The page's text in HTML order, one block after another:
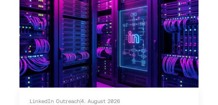
LinkedIn Outreach4. August 2026